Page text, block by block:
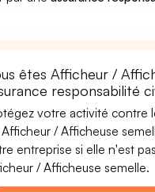
êtes Afficheur /
responsabilité
votre activité contre
/ Afficheuse
entreprise si elle n'est
/ Afficheuse semelle.